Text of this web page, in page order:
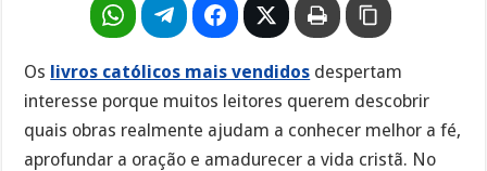
Os livros católicos mais vendidos despertam
interesse porque muitos leitores querem descobrir
quais obras realmente ajudam a conhecer melhor a fé,
aprofundar a oração e amadurecer a vida cristã. No